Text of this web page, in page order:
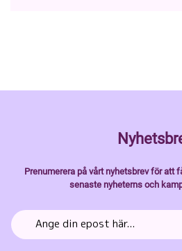
Prenumerera på vårt nyhetsbrev för att
senaste nyheterns och